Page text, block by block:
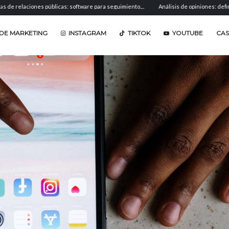
públicas: software para seguimiento,... Análisis de opiniones: definición,
MARKETING INSTAGRAM TIKTOK YOUTUBE